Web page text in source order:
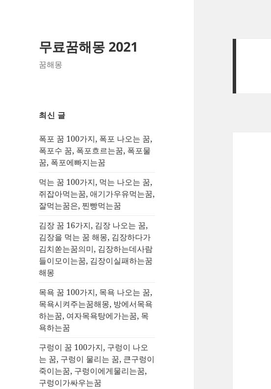
무료꿈해몽 2021
꿈해몽
최신 글
폭포 꿈 100가지, 폭포 나오는 꿈,
폭포수 꿈, 폭포흐르는꿈, 폭포물
꿈, 폭포에빠지는꿈
먹는 꿈 100가지, 먹는 나오는 꿈,
쥐잡아먹는꿈, 애기가우유먹는꿈,
잘먹는꿈은, 찐빵먹는꿈
김장 꿈 16가지, 김장 나오는 꿈,
김장을 먹는 꿈 해몽, 김장하다가
김치쏟는꿈의미, 김장하는데사람
들이모이는꿈, 김장이실패하는꿈
해몽
목욕 꿈 100가지, 목욕 나오는 꿈,
목욕시켜주는꿈해몽, 방에서목욕
하는꿈, 여자목욕탕에가는꿈, 목
욕하는꿈
구렁이 꿈 100가지, 구렁이 나오
는 꿈, 구렁이 물리는 꿈, 큰구렁이
죽이는꿈, 구렁이에게물리는꿈,
구렁이가싸우는꿈